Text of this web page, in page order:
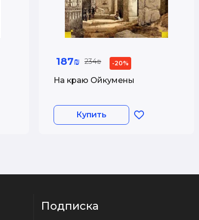
187₪ 234₪ -20%
На краю Ойкумены
Купить
Подписка